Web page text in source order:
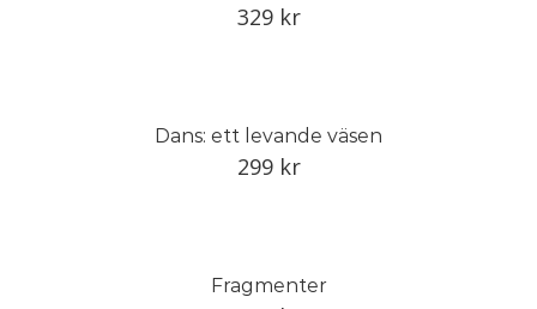
329 kr
Dans: ett levande väsen
299 kr
Fragmenter